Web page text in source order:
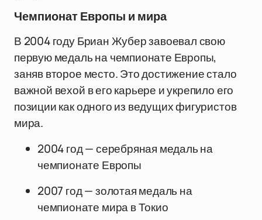
Чемпионат Европы и мира
В 2004 году Бриан Жубер завоевал свою
первую медаль на чемпионате Европы,
заняв второе место. Это достижение стало
важной вехой в его карьере и укрепило его
позиции как одного из ведущих фигуристов
мира.
2004 год — серебряная медаль на
чемпионате Европы
2007 год — золотая медаль на
чемпионате мира в Токио